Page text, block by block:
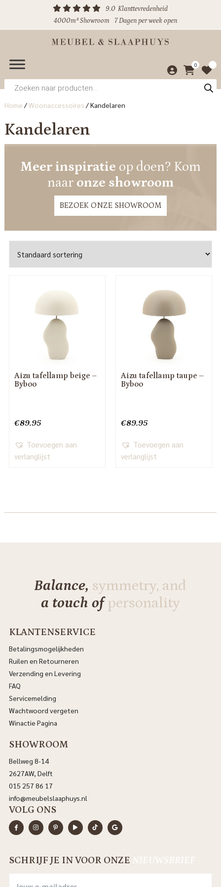
9.0 Klanttevredenheid
4000m² Showroom
7 Dagen per week open
0
Producten
zoeken
Home /Woonaccessoires /Kandelaren
Kandelaren
Meer inspiratie op doen? Kom
naar onze showroom
BEZOEK ONZE SHOWROOM
Aizu tafellamp beige –
Byboo
€89.95
Toevoegen aan
verlanglijst
Aizu tafellamp taupe –
Byboo
€89.95
Toevoegen aan
verlanglijst
Balance, symmetry, and
a touch ofpersonality
KLANTENSERVICE
Betalingsmogelijkheden
Ruilen en Retourneren
Verzending en Levering
FAQ
Servicemelding
Wachtwoord vergeten
Winactie Pagina
SHOWROOM
Bellweg 8-14
2627AW, Delft
015 257 86 17
info@meubelslaaphuys.nl
VOLG ONS
SCHRIJF JE IN VOOR ONZE NIEUWSBRIEF